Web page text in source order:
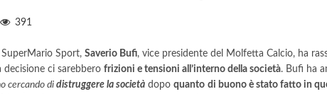
391
Sport, Saverio Bufi, vice presidente del Molfetta Calcio, ha
decisione ci sarebbero frizioni e tensioni all’interno della società. Bufi ha
cercando di distruggere la società dopo quanto di buono è stato fatto in